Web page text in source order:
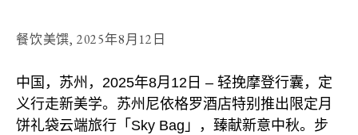
餐饮美馔, 2025年8月12日
中国，苏州，2025年8月12日 – 轻挽摩登行囊，定
义行走新美学。苏州尼依格罗酒店特别推出限定月
饼礼袋云端旅行「Sky Bag」，臻献新意中秋。步